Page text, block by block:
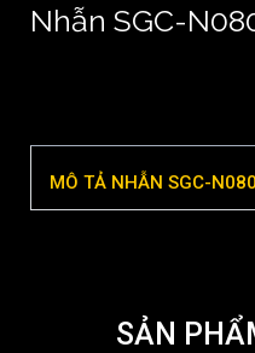
Nhẫn SGC-
MÔ TẢ NHẪN SGC-
SẢN